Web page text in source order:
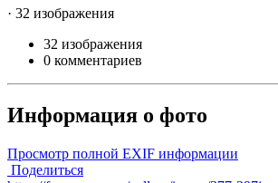
· 32 изображения
32 изображения
0 комментариев
Информация о фото
Просмотр полной EXIF информации
Поделиться